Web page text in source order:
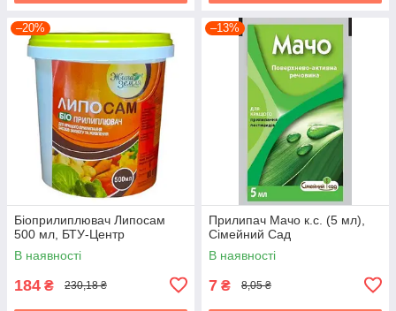
–20%
Біоприлиплювач Липосам
500 мл, БТУ-Центр
В наявності
184 ₴ 230,18 ₴
–13%
Прилипач Мачо к.с. (5 мл),
Сімейний Сад
В наявності
7 ₴ 8,05 ₴